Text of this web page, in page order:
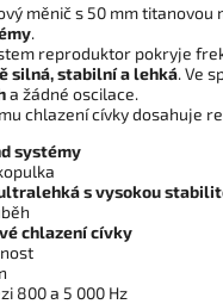
měnič s 50 mm
.
reproduktor pokryje
silná, stabilní a lehká. Ve
a žádné oscilace.
chlazení cívky dosahuje
systémy
s vysokou
chlazení cívky
800 a 5 000 Hz